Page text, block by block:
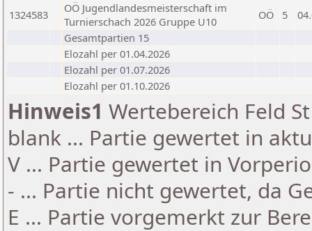
1324583
OÖ Jugendlandesmeisterschaft im
Turnierschach 2026 Gruppe U10
OÖ 5
Gesamtpartien 15
Elozahl per 01.04.2026
Elozahl per 01.07.2026
Elozahl per 01.10.2026
Hinweis1 Wertebereich Feld
blank ... Partie gewertet in
V ... Partie gewertet in
- ... Partie nicht gewertet, da
E ... Partie vorgemerkt zur